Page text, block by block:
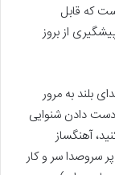
که قابل
از بروز
بلند به مرور
دادن شنوایی
آهنگساز
سروصدا سر و کار